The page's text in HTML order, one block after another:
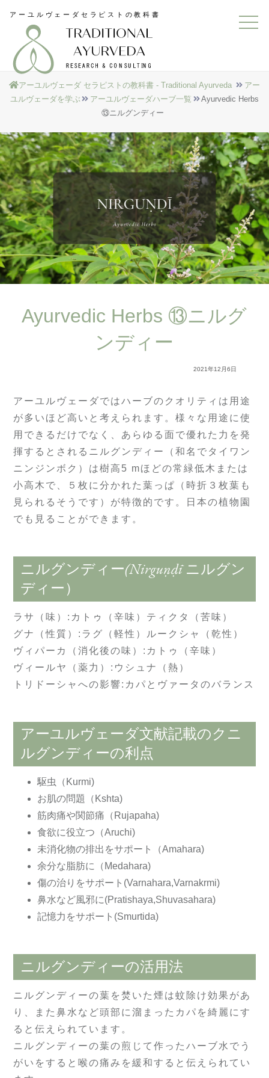
アーユルヴェーダ セラピストの教科書 - Traditional Ayurveda
アー
ユルヴェーダを学ぶ
アーユルヴェーダハーブ一覧
Ayurvedic Herbs
⑬ニルグンディー
Ayurvedic Herbs ⑬ニルグ
ンディー
2021年12月6日
アーユルヴェーダではハーブのクオリティは用途
が多いほど高いと考えられます。様々な用途に使
用できるだけでなく、あらゆる面で優れた力を発
揮するとされるニルグンディー（和名でタイワン
ニンジンボク）は樹高5 mほどの常緑低木または
小高木で、５枚に分かれた葉っぱ（時折３枚葉も
見られるそうです）が特徴的です。日本の植物園
でも見ることができます。
ニルグンディー(Nirguṇḍī ニルグン
ディー）
ラサ（味）:カトゥ（辛味）ティクタ（苦味）
グナ（性質）:ラグ（軽性）ルークシャ（乾性）
ヴィパーカ（消化後の味）:カトゥ（辛味）
ヴィールヤ（薬力）:ウシュナ（熱）
トリドーシャへの影響:カパとヴァータのバランス
アーユルヴェーダ文献記載のクニ
ルグンディーの利点
駆虫（Kurmi)
お肌の問題（Kshta)
筋肉痛や関節痛（Rujapaha)
食欲に役立つ（Aruchi)
未消化物の排出をサポート（Amahara)
余分な脂肪に（Medahara)
傷の治りをサポート(Varnahara,Varnakrmi)
鼻水など風邪に(Pratishaya,Shuvasahara)
記憶力をサポート(Smurtida)
ニルグンディーの活用法
ニルグンディーの葉を焚いた煙は蚊除け効果があ
り、また鼻水など頭部に溜まったカパを綺麗にす
ると伝えられています。
ニルグンディーの葉の煎じて作ったハーブ水でう
がいをすると喉の痛みを緩和すると伝えられてい